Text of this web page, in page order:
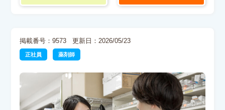
掲載番号：9573 更新日：2026/05/23
正社員 薬剤師